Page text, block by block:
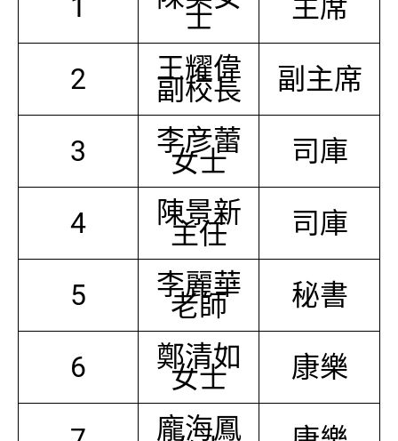
1
士 主席
2 王耀偉
副校長 副主席
3 李彦蕾
女士 司庫
4 陳景新
主任 司庫
5 李麗華
老師 秘書
6 鄭清如
女士 康樂
龐海鳳